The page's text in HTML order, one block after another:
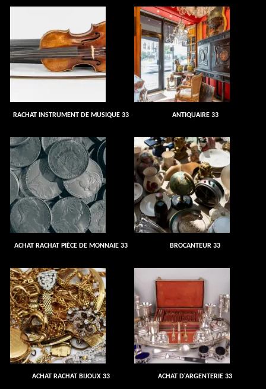
RACHAT INSTRUMENT DE MUSIQUE 33 ANTIQUAIRE 33
ACHAT RACHAT PIÈCE DE MONNAIE 33 BROCANTEUR 33
ACHAT RACHAT BIJOUX 33 ACHAT D'ARGENTERIE 33